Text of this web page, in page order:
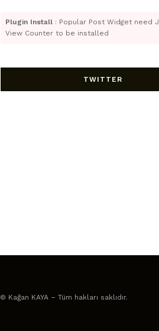
Plugin Install : Popular Post Widget need
View Counter to be installed
TWITTER
© Kağan KAYA – Tüm hakları saklıdır.